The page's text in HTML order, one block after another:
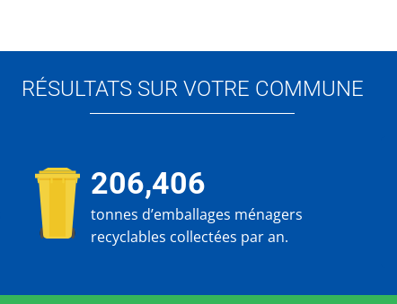
RÉSULTATS SUR VOTRE COMMUNE
206,406
tonnes d’emballages ménagers
recyclables collectées par an.